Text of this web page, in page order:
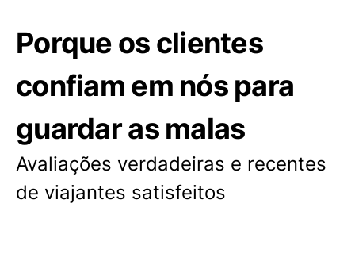
Porque os clientes
confiam em nós para
guardar as malas
Avaliações verdadeiras e recentes
de viajantes satisfeitos